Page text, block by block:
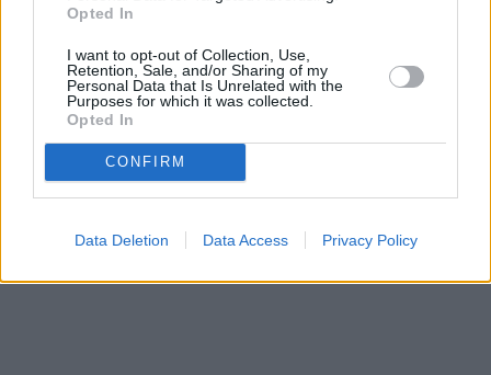
Opted In
I want to opt-out of Collection, Use,
Retention, Sale, and/or Sharing of my
Personal Data that Is Unrelated with the
Purposes for which it was collected.
Opted In
CONFIRM
Data Deletion Data Access Privacy Policy
Parabola.cz- web o satelitní, terestrické a kabelové televizi, ©
O webu parabola.cz•O souborech cookies•Inzerce
Kontakt
Dovolená u moře •Bazény